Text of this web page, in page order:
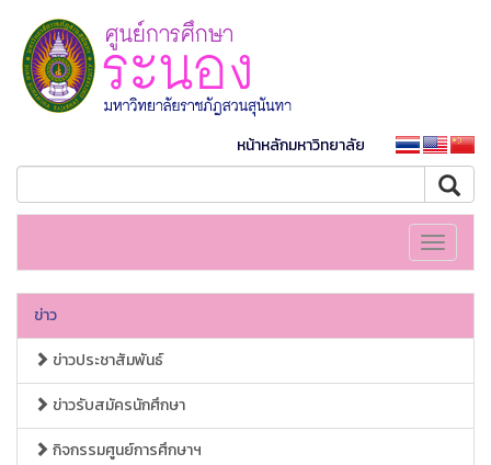
หน้าหลักมหาวิทยาลัย
Toggle
ข่าว
ข่าวประชาสัมพันธ์
ข่าวรับสมัครนักศึกษา
กิจกรรมศูนย์การศึกษาฯ